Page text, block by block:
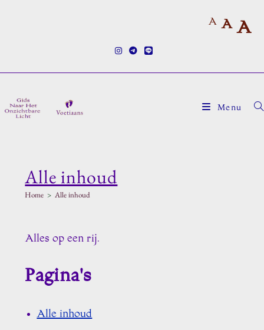
A A A
Menu
Alle inhoud
Home > Alle inhoud
Alles op een rij.
Pagina's
Alle inhoud